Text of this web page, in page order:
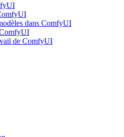
dans ComfyUI
de ComfyUI